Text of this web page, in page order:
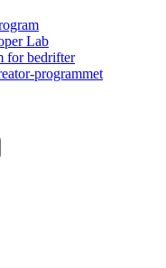
Lab
for bedrifter
programmet